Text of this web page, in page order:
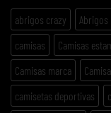
abrigos crazy Abrigos
camisas
Camisas
Camisas marca
camisetas deportivas